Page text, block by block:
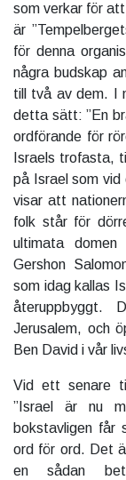
som verkar för
är
för denna
några budskap
till två av dem. I
detta sätt: ”En
ordförande för
Israels trofasta,
på Israel som vid
visar att
folk står för
ultimata domen
Gershon
som idag kallas
återuppbyggt.
Jerusalem, och
Ben David i vår
Vid ett senare
”Israel är nu
bokstavligen får
ord för ord. Det
en sådan